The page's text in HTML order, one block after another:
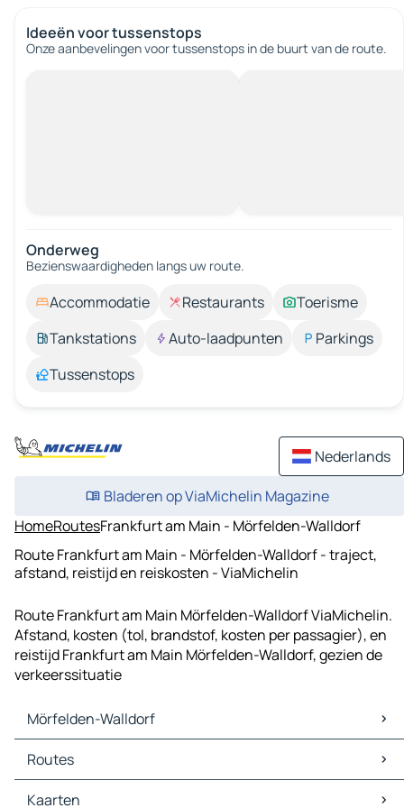
Ideeën voor tussenstops
Onze aanbevelingen voor tussenstops in de buurt van de route.
Onderweg
Bezienswaardigheden langs uw route.
Accommodatie Restaurants
Toerisme
Tankstations
Auto-laadpunten
Parkings
Tussenstops
Nederlands
Bladeren op ViaMichelin Magazine
HomeRoutesFrankfurt am Main - Mörfelden-Walldorf
Route Frankfurt am Main - Mörfelden-Walldorf - traject,
afstand, reistijd en reiskosten - ViaMichelin
Route Frankfurt am Main Mörfelden-Walldorf ViaMichelin.
Afstand, kosten (tol, brandstof, kosten per passagier), en
reistijd Frankfurt am Main Mörfelden-Walldorf, gezien de
verkeerssituatie
Mörfelden-Walldorf
Mörfelden-Walldorf Kaarten
Mörfelden-Walldorf Verkeer
Mörfelden-Walldorf Hotels
Routes
Routes Mörfelden-Walldorf - Frankfurt am Main
Kaarten